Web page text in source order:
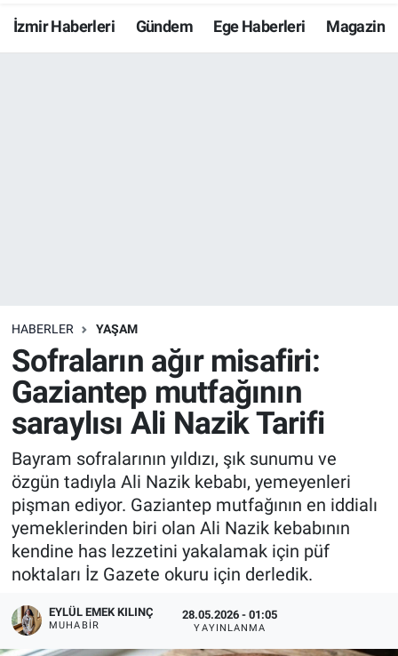
İzmir Haberleri Gündem Ege Haberleri Magazin
HABERLER YAŞAM
Sofraların ağır misafiri:
Gaziantep mutfağının
saraylısı Ali Nazik Tarifi
Bayram sofralarının yıldızı, şık sunumu ve
özgün tadıyla Ali Nazik kebabı, yemeyenleri
pişman ediyor. Gaziantep mutfağının en iddialı
yemeklerinden biri olan Ali Nazik kebabının
kendine has lezzetini yakalamak için püf
noktaları İz Gazete okuru için derledik.
EYLÜL EMEK KILINÇ
MUHABIR
28.05.2026 - 01:05
YAYINLANMA
Resmi İlanlar